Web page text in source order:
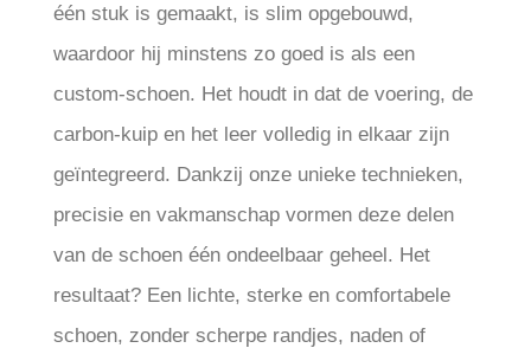
één stuk is gemaakt, is slim opgebouwd,
waardoor hij minstens zo goed is als een
custom-schoen. Het houdt in dat de voering, de
carbon-kuip en het leer volledig in elkaar zijn
geïntegreerd. Dankzij onze unieke technieken,
precisie en vakmanschap vormen deze delen
van de schoen één ondeelbaar geheel. Het
resultaat? Een lichte, sterke en comfortabele
schoen, zonder scherpe randjes, naden of